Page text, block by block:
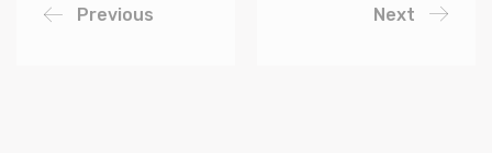
Previous Next